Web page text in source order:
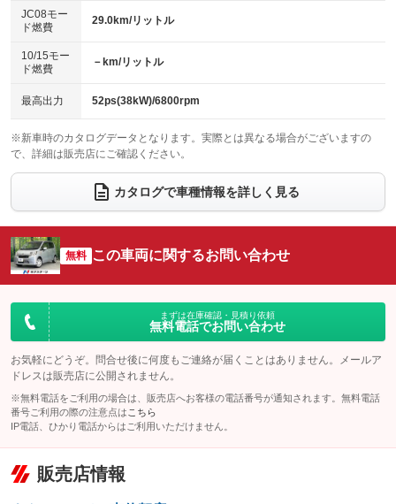
電動格納ミラー
：装備あり
：装備なし
パワーシート
ベンチシート
：装備なし
チップアップシート
：装備なし
：装備なし ：装備なし
ウォークスルー
：装備なし
電動リアゲート フロントカメラ
：装備なし
：装備なし ：装備なし
サイドカメラ
：装備なし ルーフレール
：装備なし
：装備なし
：装備なし
JC08モー
ド燃費
29.0km/リットル
10/15モー
ド燃費
－km/リットル
最高出力 52ps(38kW)/6800rpm
※新車時のカタログデータとなります。実際とは異なる場合がございますの
で、詳細は販売店にご確認ください。
カタログで車種情報を詳しく見る
無料 この車両に関するお問い合わせ
まずは在庫確認・見積り依頼
無料電話でお問い合わせ
お気軽にどうぞ。問合せ後に何度もご連絡が届くことはありません。メールア
ドレスは販売店に公開されません。
※無料電話をご利用の場合は、販売店へお客様の電話番号が通知されます。無料電話
番号ご利用の際の注意点は こちら
IP電話、ひかり電話からはご利用いただけません。
販売店情報